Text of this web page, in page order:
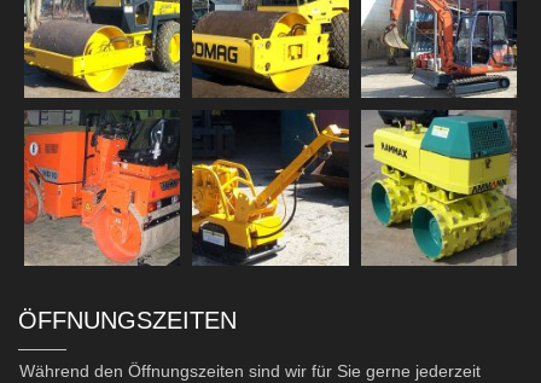
ÖFFNUNGSZEITEN
Während den Öffnungszeiten sind wir für Sie gerne jederzeit